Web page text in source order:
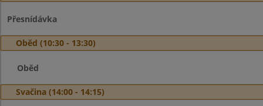
Přesnídávka
Oběd (10:30 - 13:30)
Oběd
Svačina (14:00 - 14:15)